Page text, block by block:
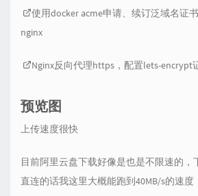
使用docker acme申请、续订泛域名证
nginx
Nginx反向代理https，配置lets-encrypt
预览图
上传速度很快
目前阿里云盘下载好像是也是不限速的，
直连的话我这里大概能跑到40MB/s的速度